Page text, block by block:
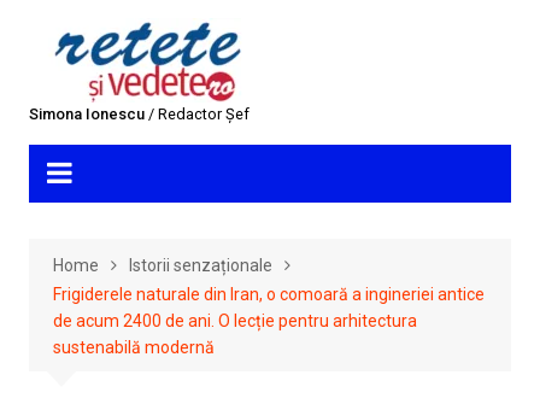
Simona Ionescu/ Redactor Șef
Home
Istorii senzaționale
Frigiderele naturale din Iran, o comoară a ingineriei antice
de acum 2400 de ani. O lecție pentru arhitectura
sustenabilă modernă